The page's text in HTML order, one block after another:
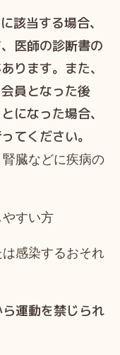
該当する場合、
医師の診断書の
ります。また、
員となった後
になった場合、
てください。
臓などに疾病の
すい方
感染するおそれ
ら運動を禁じられ